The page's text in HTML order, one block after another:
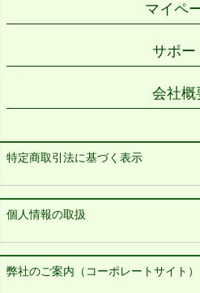
マイペ
サポー
会社概
特定商取引法に基づく表示
個人情報の取扱
弊社のご案内（コーポレートサイト）